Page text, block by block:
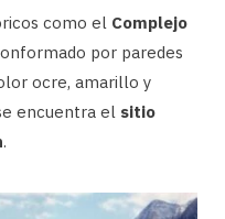
como el Complejo
por paredes
ocre, amarillo y
encuentra el sitio
.